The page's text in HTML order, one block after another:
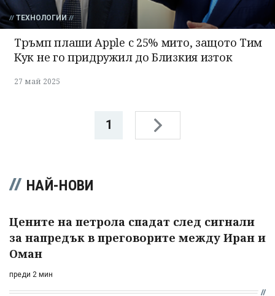
ТЕХНОЛОГИИ
Тръмп плаши Apple с 25% мито, защото Тим
Кук не го придружил до Близкия изток
27 май 2025
1
НАЙ-НОВИ
Цените на петрола спадат след сигнали
за напредък в преговорите между Иран и
Оман
преди 2 мин